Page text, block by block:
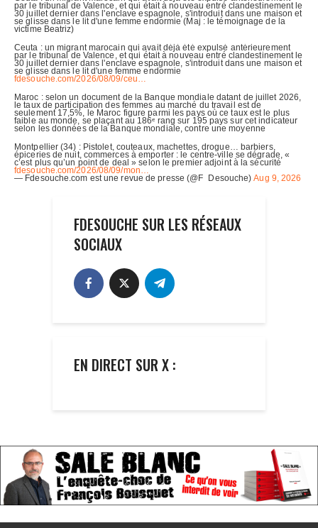
FDESOUCHE SUR LES RÉSEAUX
SOCIAUX
EN DIRECT SUR X :